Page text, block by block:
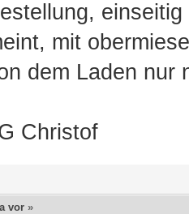
mit
dem Laden nur
Christof
vor »